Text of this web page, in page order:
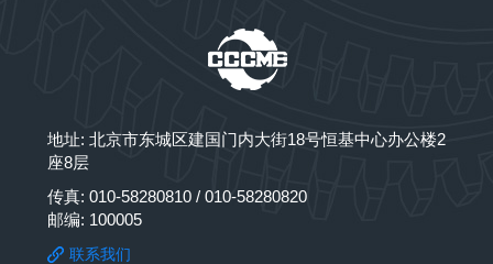
地址: 北京市东城区建国门内大街18号恒基中心办公楼2
座8层
传真: 010-58280810 / 010-58280820
邮编: 100005
联系我们